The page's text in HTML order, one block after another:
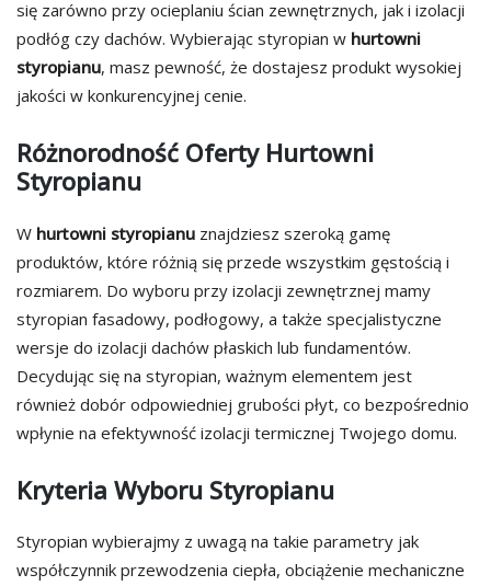
się zarówno przy ocieplaniu ścian zewnętrznych, jak i izolacji
podłóg czy dachów. Wybierając styropian w hurtowni
styropianu, masz pewność, że dostajesz produkt wysokiej
jakości w konkurencyjnej cenie.
Różnorodność Oferty Hurtowni
Styropianu
W hurtowni styropianu znajdziesz szeroką gamę
produktów, które różnią się przede wszystkim gęstością i
rozmiarem. Do wyboru przy izolacji zewnętrznej mamy
styropian fasadowy, podłogowy, a także specjalistyczne
wersje do izolacji dachów płaskich lub fundamentów.
Decydując się na styropian, ważnym elementem jest
również dobór odpowiedniej grubości płyt, co bezpośrednio
wpłynie na efektywność izolacji termicznej Twojego domu.
Kryteria Wyboru Styropianu
Styropian wybierajmy z uwagą na takie parametry jak
współczynnik przewodzenia ciepła, obciążenie mechaniczne